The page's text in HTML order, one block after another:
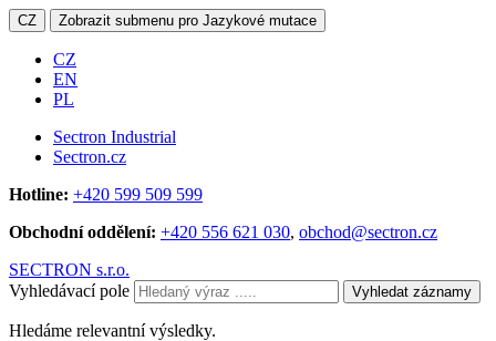
CZ Zobrazit submenu pro Jazykové mutace
CZ
EN
PL
Sectron Industrial
Sectron.cz
Hotline: +420 599 509 599
Obchodní oddělení: +420 556 621 030, obchod@sectron.cz
SECTRON s.r.o.
Vyhledávací pole
Vyhledat záznamy
Hledáme relevantní výsledky.